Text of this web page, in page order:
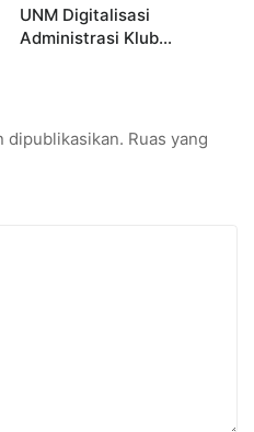
UNM Digitalisasi
Administrasi Klub
dipublikasikan. Ruas yang